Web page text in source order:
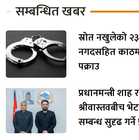
सम्बन्धित खबर
स्रोत नखुलेको
नगदसहित
पक्राउ
प्रधानमन्त्री
श्रीवास्तवबीच
सम्बन्ध सुदृढ गर्ने